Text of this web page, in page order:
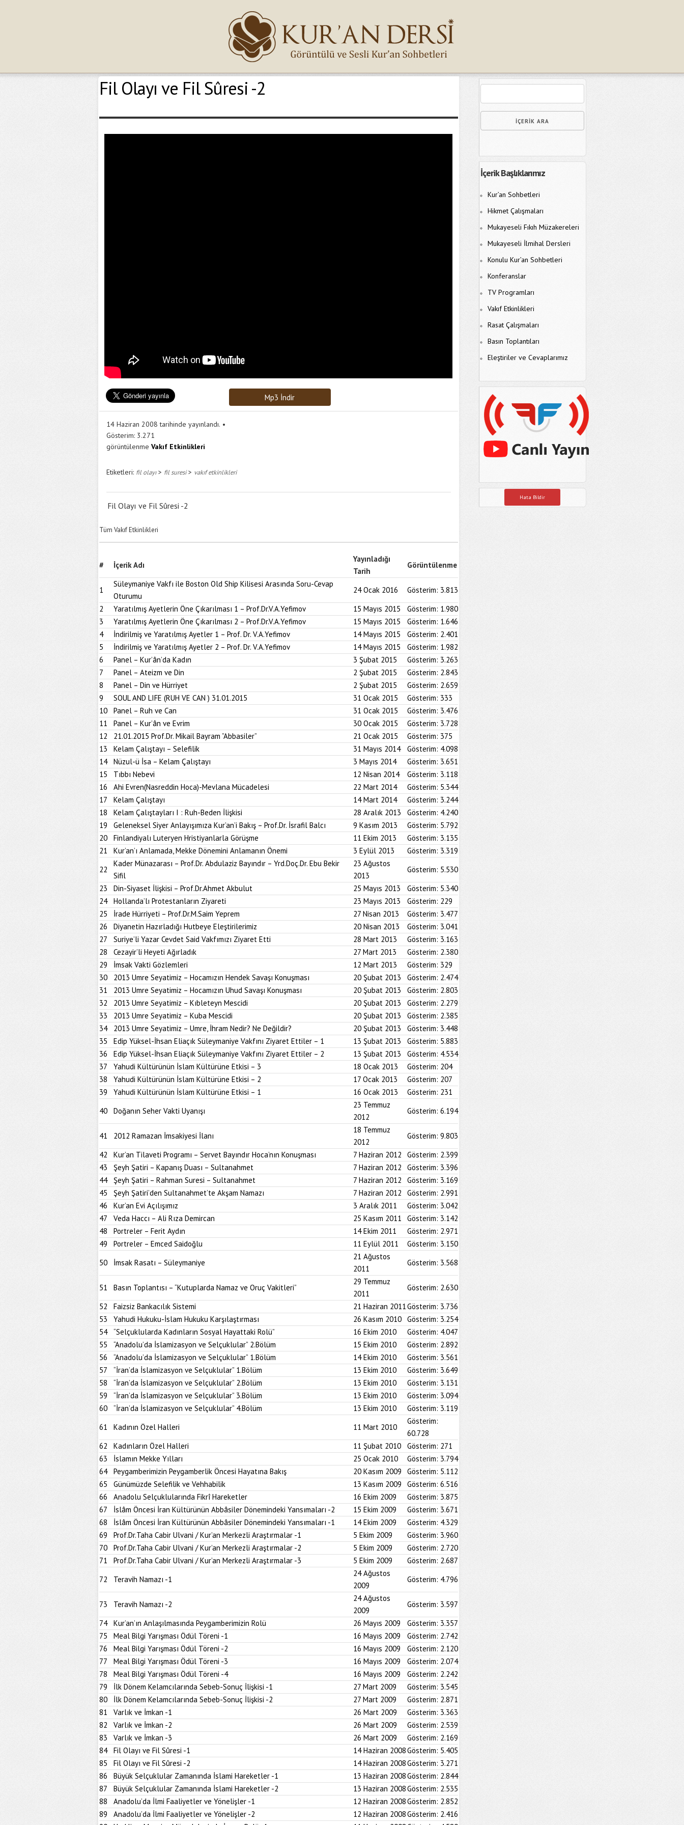
Fil Olayı ve Fil Sûresi -2
Mp3 İndir
14 Haziran 2008 tarihinde yayınlandı.
Gösterim: 3.271
görüntülenme Vakıf Etkinlikleri
Etiketleri: fil olayı> fil suresi> vakıf etkinlikleri
Fil Olayı ve Fil Sûresi -2
Tüm Vakıf Etkinlikleri
# İçerik Adı
Yayınladığı
Tarih
Görüntülenme
1
Süleymaniye Vakfı ile Boston Old Ship Kilisesi Arasında Soru-Cevap
Oturumu
24 Ocak 2016 Gösterim: 3.813
2
Yaratılmış Ayetlerin Öne Çıkarılması 1 – Prof.Dr.V.A.Yefimov 15 Mayıs 2015 Gösterim: 1.980
3
Yaratılmış Ayetlerin Öne Çıkarılması 2 – Prof.Dr.V.A.Yefimov 15 Mayıs 2015 Gösterim: 1.646
4
İndirilmiş ve Yaratılmış Ayetler 1 – Prof. Dr. V.A.Yefimov 14 Mayıs 2015 Gösterim: 2.401
5
İndirilmiş ve Yaratılmış Ayetler 2 – Prof. Dr. V.A.Yefimov 14 Mayıs 2015 Gösterim: 1.982
6
Panel – Kur’ân’da Kadın 3 Şubat 2015 Gösterim: 3.263
7
Panel – Ateizm ve Din 2 Şubat 2015 Gösterim: 2.843
8
Panel – Din ve Hürriyet 2 Şubat 2015 Gösterim: 2.659
9
SOUL AND LIFE (RUH VE CAN ) 31.01.2015 31 Ocak 2015 Gösterim: 333
10
Panel – Ruh ve Can 31 Ocak 2015 Gösterim: 3.476
11
Panel – Kur’ân ve Evrim 30 Ocak 2015 Gösterim: 3.728
12
21.01.2015 Prof.Dr. Mikail Bayram ”Abbasiler” 21 Ocak 2015 Gösterim: 375
13
Kelam Çalıştayı – Selefilik 31 Mayıs 2014 Gösterim: 4.098
14
Nüzul-ü İsa – Kelam Çalıştayı 3 Mayıs 2014 Gösterim: 3.651
15
Tıbbı Nebevi 12 Nisan 2014 Gösterim: 3.118
16
Ahi Evren(Nasreddin Hoca)-Mevlana Mücadelesi 22 Mart 2014 Gösterim: 5.344
17
Kelam Çalıştayı 14 Mart 2014 Gösterim: 3.244
18
Kelam Çalıştayları I : Ruh-Beden İlişkisi 28 Aralık 2013 Gösterim: 4.240
19
Geleneksel Siyer Anlayışımıza Kur’an’i Bakış – Prof.Dr. İsrafil Balcı 9 Kasım 2013 Gösterim: 5.792
20
Finlandiyalı Luteryen Hristiyanlarla Görüşme 11 Ekim 2013 Gösterim: 3.135
21
Kur’an’ı Anlamada, Mekke Dönemini Anlamanın Önemi 3 Eylül 2013 Gösterim: 3.319
22
Kader Münazarası – Prof.Dr. Abdulaziz Bayındır – Yrd.Doç.Dr. Ebu Bekir
Sifil
23 Ağustos
2013
Gösterim: 5.530
23
Din-Siyaset İlişkisi – Prof.Dr.Ahmet Akbulut 25 Mayıs 2013 Gösterim: 5.340
24
Hollanda’lı Protestanların Ziyareti 23 Mayıs 2013 Gösterim: 229
25
İrade Hürriyeti – Prof.Dr.M.Saim Yeprem 27 Nisan 2013 Gösterim: 3.477
26
Diyanetin Hazırladığı Hutbeye Eleştirilerimiz 20 Nisan 2013 Gösterim: 3.041
27
Suriye’li Yazar Cevdet Said Vakfımızı Ziyaret Etti 28 Mart 2013 Gösterim: 3.163
28
Cezayir’li Heyeti Ağırladık 27 Mart 2013 Gösterim: 2.380
29
İmsak Vakti Gözlemleri 12 Mart 2013 Gösterim: 329
30
2013 Umre Seyatimiz – Hocamızın Hendek Savaşı Konuşması 20 Şubat 2013 Gösterim: 2.474
31
2013 Umre Seyatimiz – Hocamızın Uhud Savaşı Konuşması 20 Şubat 2013 Gösterim: 2.803
32
2013 Umre Seyatimiz – Kıbleteyn Mescidi 20 Şubat 2013 Gösterim: 2.279
33
2013 Umre Seyatimiz – Kuba Mescidi 20 Şubat 2013 Gösterim: 2.385
34
2013 Umre Seyatimiz – Umre, İhram Nedir? Ne Değildir? 20 Şubat 2013 Gösterim: 3.448
35
Edip Yüksel-İhsan Eliaçık Süleymaniye Vakfını Ziyaret Ettiler – 1 13 Şubat 2013 Gösterim: 5.883
36
Edip Yüksel-İhsan Eliaçık Süleymaniye Vakfını Ziyaret Ettiler – 2 13 Şubat 2013 Gösterim: 4.534
37
Yahudi Kültürünün İslam Kültürüne Etkisi – 3 18 Ocak 2013 Gösterim: 204
38
Yahudi Kültürünün İslam Kültürüne Etkisi – 2 17 Ocak 2013 Gösterim: 207
39
Yahudi Kültürünün İslam Kültürüne Etkisi – 1 16 Ocak 2013 Gösterim: 231
40
Doğanın Seher Vakti Uyanışı
23 Temmuz
2012
Gösterim: 6.194
41 2012 Ramazan İmsakiyesi İlanı
18 Temmuz
2012
Gösterim: 9.803
42
Kur’an Tilaveti Programı – Servet Bayındır Hoca’nın Konuşması 7 Haziran 2012 Gösterim: 2.399
43
Şeyh Şatiri – Kapanış Duası – Sultanahmet 7 Haziran 2012 Gösterim: 3.396
44
Şeyh Şatiri – Rahman Suresi – Sultanahmet 7 Haziran 2012 Gösterim: 3.169
45
Şeyh Şatiri’den Sultanahmet’te Akşam Namazı 7 Haziran 2012 Gösterim: 2.991
46
Kur’an Evi Açılışımız 3 Aralık 2011 Gösterim: 3.042
47
Veda Haccı – Ali Rıza Demircan 25 Kasım 2011 Gösterim: 3.142
48
Portreler – Ferit Aydın 14 Ekim 2011 Gösterim: 2.971
49
Portreler – Emced Saidoğlu 11 Eylül 2011 Gösterim: 3.150
50
İmsak Rasatı – Süleymaniye
21 Ağustos
2011
Gösterim: 3.568
51 Basın Toplantısı – “Kutuplarda Namaz ve Oruç Vakitleri”
29 Temmuz
2011
Gösterim: 2.630
52
Faizsiz Bankacılık Sistemi 21 Haziran 2011Gösterim: 3.736
53
Yahudi Hukuku-İslam Hukuku Karşılaştırması 26 Kasım 2010 Gösterim: 3.254
54
“Selçuklularda Kadınların Sosyal Hayattaki Rolü” 16 Ekim 2010 Gösterim: 4.047
55
“Anadolu’da İslamizasyon ve Selçuklular” 2.Bölüm 15 Ekim 2010 Gösterim: 2.892
56
“Anadolu’da İslamizasyon ve Selçuklular” 1.Bölüm 14 Ekim 2010 Gösterim: 3.561
57
“İran’da İslamizasyon ve Selçuklular” 1.Bölüm 13 Ekim 2010 Gösterim: 3.649
58
“İran’da İslamizasyon ve Selçuklular” 2.Bölüm 13 Ekim 2010 Gösterim: 3.131
59
“İran’da İslamizasyon ve Selçuklular” 3.Bölüm 13 Ekim 2010 Gösterim: 3.094
60
“İran’da İslamizasyon ve Selçuklular” 4.Bölüm 13 Ekim 2010 Gösterim: 3.119
61
Kadının Özel Halleri 11 Mart 2010
Gösterim:
60.728
62
Kadınların Özel Halleri 11 Şubat 2010 Gösterim: 271
63
İslamın Mekke Yılları 25 Ocak 2010 Gösterim: 3.794
64
Peygamberimizin Peygamberlik Öncesi Hayatına Bakış 20 Kasım 2009 Gösterim: 5.112
65
Günümüzde Selefilik ve Vehhabilik 13 Kasım 2009 Gösterim: 6.516
66
Anadolu Selçuklularında Fikrî Hareketler 16 Ekim 2009 Gösterim: 3.875
67
İslâm Öncesi İran Kültürünün Abbâsiler Dönemindeki Yansımaları -2 15 Ekim 2009 Gösterim: 3.671
68
İslâm Öncesi İran Kültürünün Abbâsiler Dönemindeki Yansımaları -1 14 Ekim 2009 Gösterim: 4.329
69
Prof.Dr.Taha Cabir Ulvani / Kur’an Merkezli Araştırmalar -1 5 Ekim 2009 Gösterim: 3.960
70
Prof.Dr.Taha Cabir Ulvani / Kur’an Merkezli Araştırmalar -2 5 Ekim 2009 Gösterim: 2.720
71
Prof.Dr.Taha Cabir Ulvani / Kur’an Merkezli Araştırmalar -3 5 Ekim 2009 Gösterim: 2.687
72
Teravih Namazı -1
24 Ağustos
2009
Gösterim: 4.796
73 Teravih Namazı -2
24 Ağustos
2009
Gösterim: 3.597
74
Kur’an’ın Anlaşılmasında Peygamberimizin Rolü 26 Mayıs 2009 Gösterim: 3.357
75
Meal Bilgi Yarışması Ödül Töreni -1 16 Mayıs 2009 Gösterim: 2.742
76
Meal Bilgi Yarışması Ödül Töreni -2 16 Mayıs 2009 Gösterim: 2.120
77
Meal Bilgi Yarışması Ödül Töreni -3 16 Mayıs 2009 Gösterim: 2.074
78
Meal Bilgi Yarışması Ödül Töreni -4 16 Mayıs 2009 Gösterim: 2.242
79
İlk Dönem Kelamcılarında Sebeb-Sonuç İlişkisi -1 27 Mart 2009 Gösterim: 3.545
80
İlk Dönem Kelamcılarında Sebeb-Sonuç İlişkisi -2 27 Mart 2009 Gösterim: 2.871
81
Varlık ve İmkan -1 26 Mart 2009 Gösterim: 3.363
82
Varlık ve İmkan -2 26 Mart 2009 Gösterim: 2.539
83
Varlık ve İmkan -3 26 Mart 2009 Gösterim: 2.169
84
Fil Olayı ve Fil Sûresi -1 14 Haziran 2008Gösterim: 5.405
85
Fil Olayı ve Fil Sûresi -2 14 Haziran 2008Gösterim: 3.271
86
Büyük Selçuklular Zamanında İslami Hareketler -1 13 Haziran 2008Gösterim: 2.844
87
Büyük Selçuklular Zamanında İslami Hareketler -2 13 Haziran 2008Gösterim: 2.535
88
Anadolu’da İlmi Faaliyetler ve Yönelişler -1 12 Haziran 2008Gösterim: 2.852
89
Anadolu’da İlmi Faaliyetler ve Yönelişler -2 12 Haziran 2008Gösterim: 2.416
İçerik Başlıklarımız
Kur’an Sohbetleri
Hikmet Çalışmaları
Mukayeseli Fıkıh Müzakereleri
Mukayeseli İlmihal Dersleri
Konulu Kur’an Sohbetleri
Konferanslar
TV Programları
Vakıf Etkinlikleri
Rasat Çalışmaları
Basın Toplantıları
Eleştiriler ve Cevaplarımız
Hata Bildir